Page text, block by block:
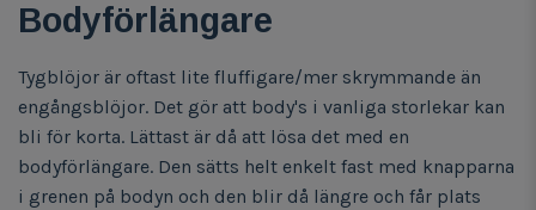
Bodyförlängare
Tygblöjor är oftast lite fluffigare/mer skrymmande än
engångsblöjor. Det gör att body's i vanliga storlekar kan
bli för korta. Lättast är då att lösa det med en
bodyförlängare. Den sätts helt enkelt fast med knapparna
i grenen på bodyn och den blir då längre och får plats